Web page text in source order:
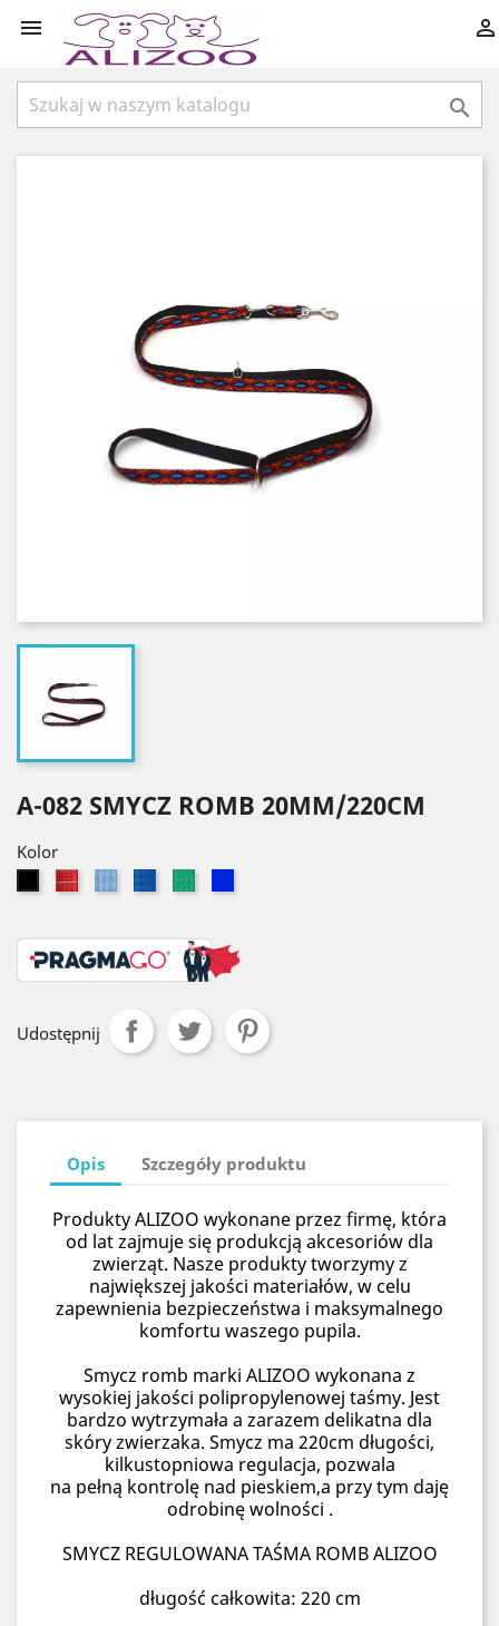
 

A-082 SMYCZ ROMB 20MM/220CM
Kolor
CzarnyCzerwonyBłękitnyNiebieskiZielony
Udostępnij
Opis Szczegóły produktu
Produkty ALIZOO wykonane przez firmę, która
od lat zajmuje się produkcją akcesoriów dla
zwierząt. Nasze produkty tworzymy z
największej jakości materiałów, w celu
zapewnienia bezpieczeństwa i maksymalnego
komfortu waszego pupila.
Smycz romb marki ALIZOO wykonana z
wysokiej jakości polipropylenowej taśmy. Jest
bardzo wytrzymała a zarazem delikatna dla
skóry zwierzaka. Smycz ma 220cm długości,
kilkustopniowa regulacja, pozwala
na pełną kontrolę nad pieskiem,a przy tym daję
odrobinę wolności .
SMYCZ REGULOWANA TAŚMA ROMB ALIZOO
długość całkowita: 220 cm